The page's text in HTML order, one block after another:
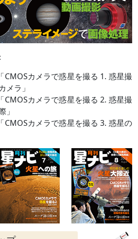
CMOSカメラで惑星を撮る 1. 惑星撮
メラ」
CMOSカメラで惑星を撮る 2. 惑星撮
」
CMOSカメラで惑星を撮る 3. 惑星の